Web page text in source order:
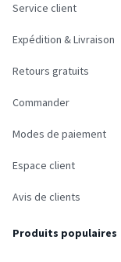
Service client
Expédition & Livraison
Retours gratuits
Commander
Modes de paiement
Espace client
Avis de clients
Produits populaires